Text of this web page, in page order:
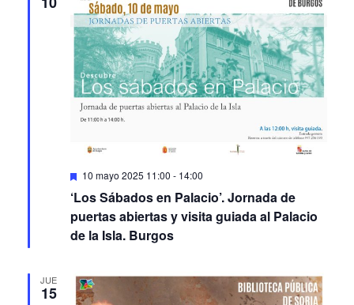
Featured
10 mayo 2025 11:00 - 14:00
‘Los Sábados en Palacio’. Jornada de
puertas abiertas y visita guiada al Palacio
de la Isla. Burgos
JUE
15